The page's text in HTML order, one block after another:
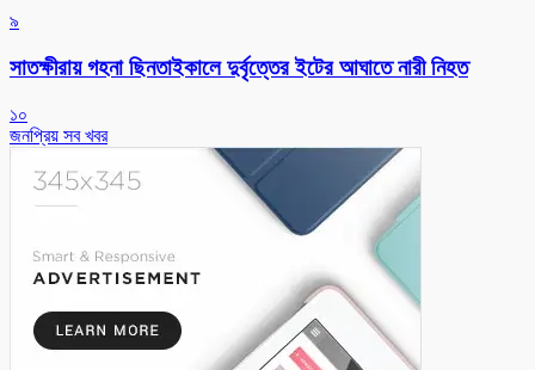
৯
সাতক্ষীরায় গহনা ছিনতাইকালে দুর্বৃত্তের ইটের আঘাতে নারী নিহত
১০
জনপ্রিয় সব খবর